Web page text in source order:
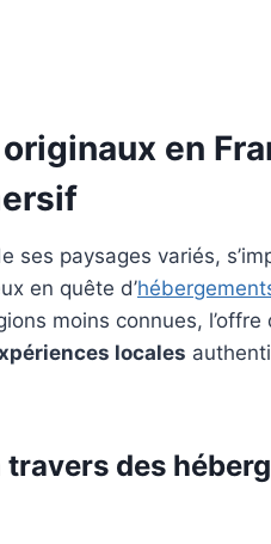
en
ses paysages variés,
en quête d’
moins connues, l’offre
locales
des